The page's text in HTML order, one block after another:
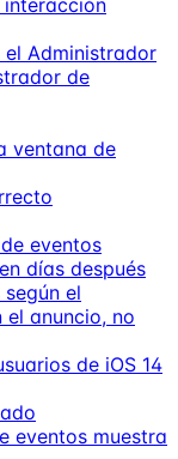
el Administrador
de
ventana de
eventos
días después
el
el anuncio, no
de iOS 14
eventos muestra